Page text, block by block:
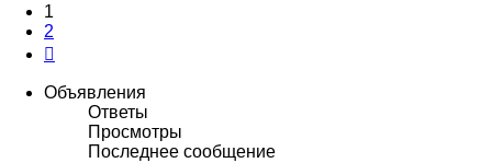
1
2
Объявления
Ответы
Просмотры
Последнее сообщение